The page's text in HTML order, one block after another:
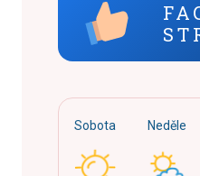
Sobota Neděle